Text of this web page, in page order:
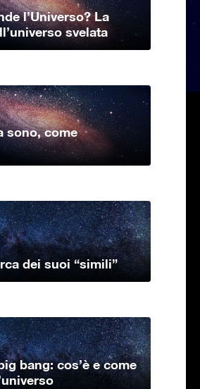
l’Universo? La
svelata
sono, come
dei suoi “simili”
bang: cos’è e come